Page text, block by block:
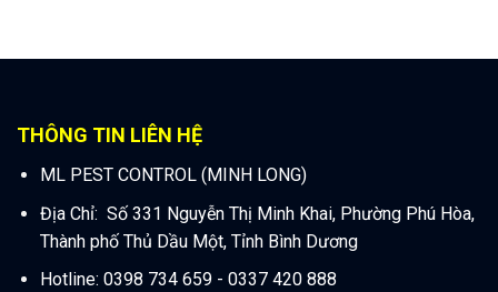
THÔNG TIN LIÊN HỆ
ML PEST CONTROL (MINH LONG)
Địa Chỉ: Số 331 Nguyễn Thị Minh Khai, Phường Phú Hòa,
Thành phố Thủ Dầu Một, Tỉnh Bình Dương
Hotline: 0398 734 659 - 0337 420 888